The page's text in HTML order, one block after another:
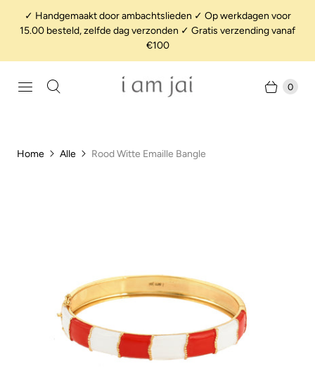
✓ Handgemaakt door ambachtslieden ✓ Op werkdagen voor
15.00 besteld, zelfde dag verzonden ✓ Gratis verzending vanaf
€100
0
Home Alle Rood Witte Emaille Bangle